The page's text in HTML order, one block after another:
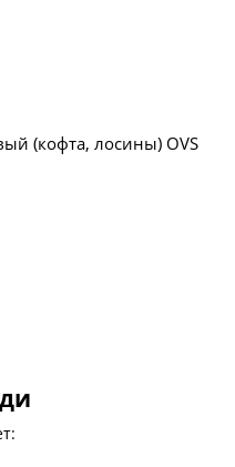
(кофта, лосины) OVS